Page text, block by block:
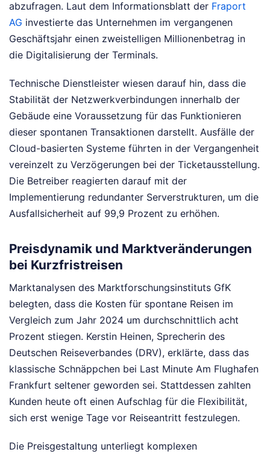
abzufragen. Laut dem Informationsblatt der Fraport
AG investierte das Unternehmen im vergangenen
Geschäftsjahr einen zweistelligen Millionenbetrag in
die Digitalisierung der Terminals.
Technische Dienstleister wiesen darauf hin, dass die
Stabilität der Netzwerkverbindungen innerhalb der
Gebäude eine Voraussetzung für das Funktionieren
dieser spontanen Transaktionen darstellt. Ausfälle der
Cloud-basierten Systeme führten in der Vergangenheit
vereinzelt zu Verzögerungen bei der Ticketausstellung.
Die Betreiber reagierten darauf mit der
Implementierung redundanter Serverstrukturen, um die
Ausfallsicherheit auf 99,9 Prozent zu erhöhen.
Preisdynamik und Marktveränderungen
bei Kurzfristreisen
Marktanalysen des Marktforschungsinstituts GfK
belegten, dass die Kosten für spontane Reisen im
Vergleich zum Jahr 2024 um durchschnittlich acht
Prozent stiegen. Kerstin Heinen, Sprecherin des
Deutschen Reiseverbandes (DRV), erklärte, dass das
klassische Schnäppchen bei Last Minute Am Flughafen
Frankfurt seltener geworden sei. Stattdessen zahlten
Kunden heute oft einen Aufschlag für die Flexibilität,
sich erst wenige Tage vor Reiseantritt festzulegen.
Die Preisgestaltung unterliegt komplexen